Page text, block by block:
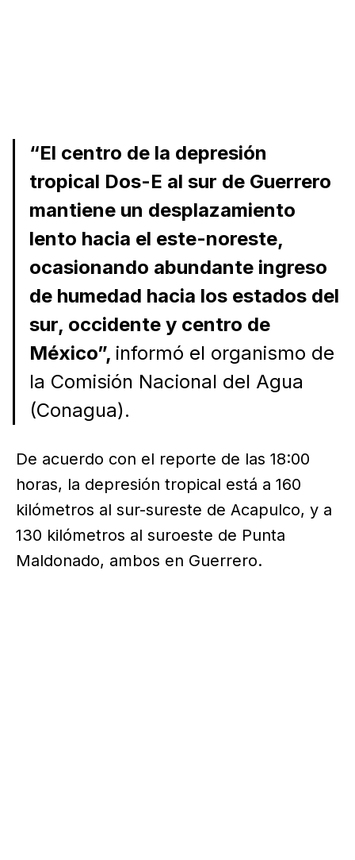
“El centro de la depresión
tropical Dos-E al sur de Guerrero
mantiene un desplazamiento
lento hacia el este-noreste,
ocasionando abundante ingreso
de humedad hacia los estados del
sur, occidente y centro de
México”, informó el organismo de
la Comisión Nacional del Agua
(Conagua).
De acuerdo con el reporte de las 18:00
horas, la depresión tropical está a 160
kilómetros al sur-sureste de Acapulco, y a
130 kilómetros al suroeste de Punta
Maldonado, ambos en Guerrero.